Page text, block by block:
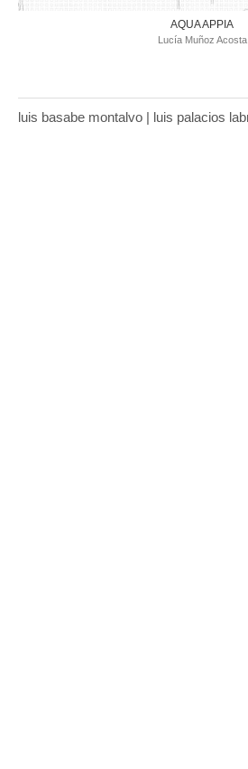
AQUA APPIA
Lucía Muñoz Acosta
luis basabe montalvo | luis palacios